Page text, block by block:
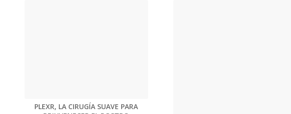
PLEXR, LA CIRUGÍA SUAVE PARA